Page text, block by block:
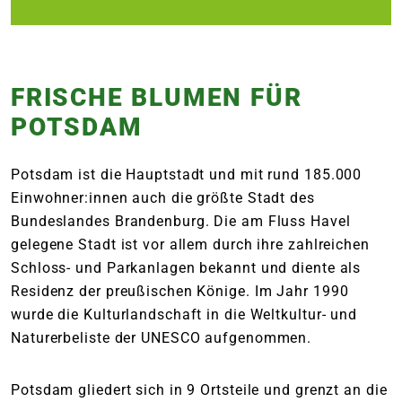
FRISCHE BLUMEN FÜR
POTSDAM
Potsdam ist die Hauptstadt und mit rund 185.000
Einwohner:innen auch die größte Stadt des
Bundeslandes Brandenburg. Die am Fluss Havel
gelegene Stadt ist vor allem durch ihre zahlreichen
Schloss- und Parkanlagen bekannt und diente als
Residenz der preußischen Könige. Im Jahr 1990
wurde die Kulturlandschaft in die Weltkultur- und
Naturerbeliste der UNESCO aufgenommen.
Potsdam gliedert sich in 9 Ortsteile und grenzt an die